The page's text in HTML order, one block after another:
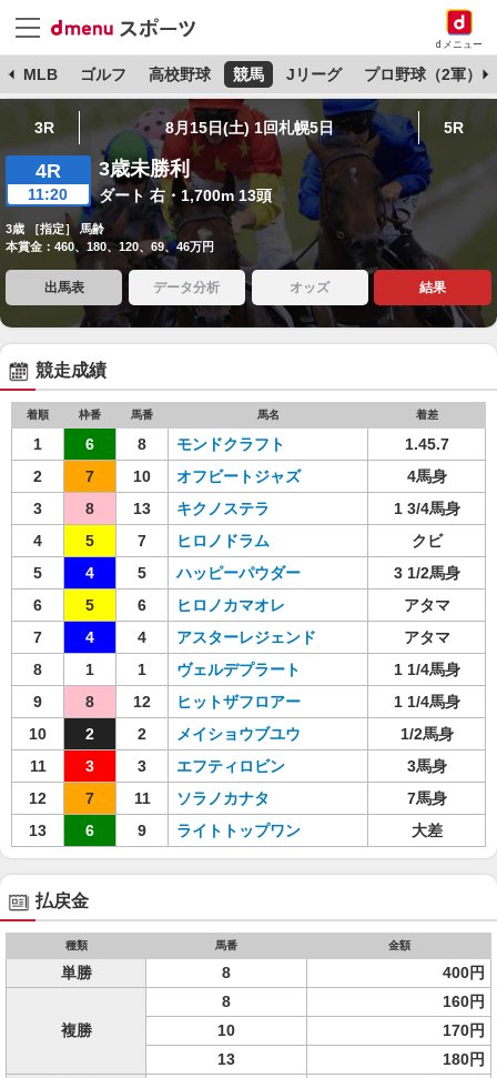
dメニュー
MLB ゴルフ 高校野球 競馬 Jリーグ プロ野球（2軍）
3R 8月15日(土) 1回札幌5日 5R
4R
11:20
3歳未勝利
ダート 右・1,700m 13頭
3歳 ［指定］ 馬齢
本賞金：460、180、120、69、46万円
出馬表 データ分析 オッズ 結果
競走成績
着順 枠番 馬番 馬名 着差
1 6 8 モンドクラフト
1.45.7
2
7 10 オフビートジャズ
4馬身
3
8 13 キクノステラ
1 3/4馬身
4
5 7 ヒロノドラム
クビ
5
4 5 ハッピーパウダー
3 1/2馬身
6
5 6 ヒロノカマオレ
アタマ
7
4 4 アスターレジェンド
アタマ
8
1 1 ヴェルデプラート
1 1/4馬身
9
8 12 ヒットザフロアー
1 1/4馬身
10
2 2 メイショウブユウ
1/2馬身
11
3 3 エフティロビン
3馬身
12
7 11 ソラノカナタ
7馬身
13
6 9 ライトトップワン 大差
払戻金
種類 馬番 金額
単勝 8 400円
複勝
8
160円
10
170円
13
180円